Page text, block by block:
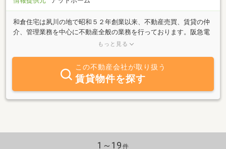
和倉住宅は夙川の地で昭和５２年創業以来、不動産売買、賃貸の仲
介、管理業務を中心に不動産全般の業務を行っております。阪急電
鉄神戸線「夙川」駅より徒歩４分、雲井橋すぐ北側の住宅街に事務
活環境などに熟知し、売主様のご意向により広告や掲示ができない
物件も取り揃えています。夙川をはじめ阪神間全般を営業エリアと
し、住宅以外にも不動産有効活用のご提案、店舗・事務所のご相談
も承ります。また収益物件、事業用物件の取り扱いもさせていただ
きます。個人経営ならではの、スピーディでお客様重視の柔軟な取
談がございましたら、是非お気軽にお立ち寄りくださいませ。
もっと見る
この不動産会社が取り扱う
賃貸物件を探す
1～19 件